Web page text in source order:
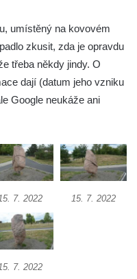
Hluboká
umístěný na kovovém
zkusit, zda je opravdu
třeba někdy jindy. O
dají (datum jeho vzniku
Google neukáže ani
7. 2022 15. 7. 2022
7. 2022